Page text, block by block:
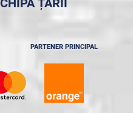
PARTENER PRINCIPAL